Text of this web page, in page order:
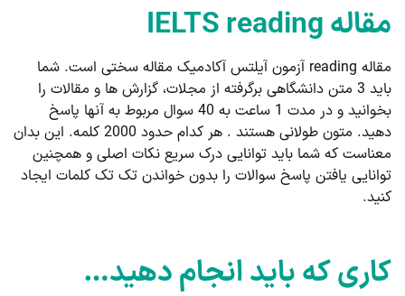
مقاله IELTS reading
مقاله reading آزمون آیلتس آکادمیک مقاله سختی است. شما
باید 3 متن دانشگاهی برگرفته از مجلات، گزارش ها و مقالات را
بخوانید و در مدت 1 ساعت به 40 سوال مربوط به آنها پاسخ
دهید. متون طولانی هستند . هر کدام حدود 2000 کلمه. این بدان
معناست که شما باید توانایی درک سریع نکات اصلی و همچنین
توانایی یافتن پاسخ سوالات را بدون خواندن تک تک کلمات ایجاد
کنید.
کاری که باید انجام دهید…